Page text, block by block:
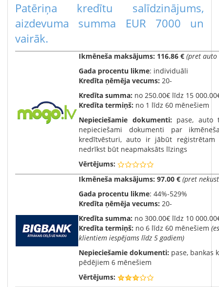
Patēriņa kredītu salīdzinājums,
aizdevuma summa EUR 7000 un
vairāk.
Ikmēneša maksājums: 116.86 € (pret auto
Gada procentu likme: individuāli
Kredīta ņēmēja vecums: 20-
Kredīta summa: no 250.00€ līdz 15
Kredīta termiņš: no 1 līdz 60 mēnešiem
Nepieciešamie dokumenti: pase, auto
nepieciešami dokumenti par
kredītvēsturi, auto ir jābūt
nedrīkst būt neapmaksāts līzings
Vērtējums:
Ikmēneša maksājums: 97.00 € (pret
Gada procentu likme: 44%-529%
Kredīta ņēmēja vecums: 20-
Kredīta summa: no 300.00€ līdz 10
Kredīta termiņš: no 6 līdz 60 mēnešiem
klientiem iespējams līdz 5 gadiem)
Nepieciešamie dokumenti: pase, bankas
pēdējiem 6 mēnešiem
Vērtējums: